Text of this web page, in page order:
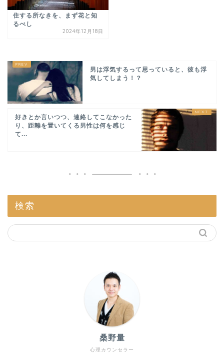
住する所なきを、まず花と知
るべし
2024年12月18日
男は浮気するって思っていると、彼も浮
気してしまう！？
好きとか言いつつ、連絡してこなかった
り、距離を置いてくる男性は何を感じ
て...
検索
心理カウンセラー
桑野量